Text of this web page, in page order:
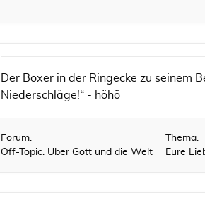
Der Boxer in der Ringecke zu seinem
Niederschläge!“ - höhö
Forum:
Off-Topic: Über Gott und die Welt
Thema:
Eure